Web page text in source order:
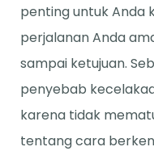
penting untuk Anda
perjalanan Anda
sampai ketujuan.
penyebab
karena tidak
tentang cara